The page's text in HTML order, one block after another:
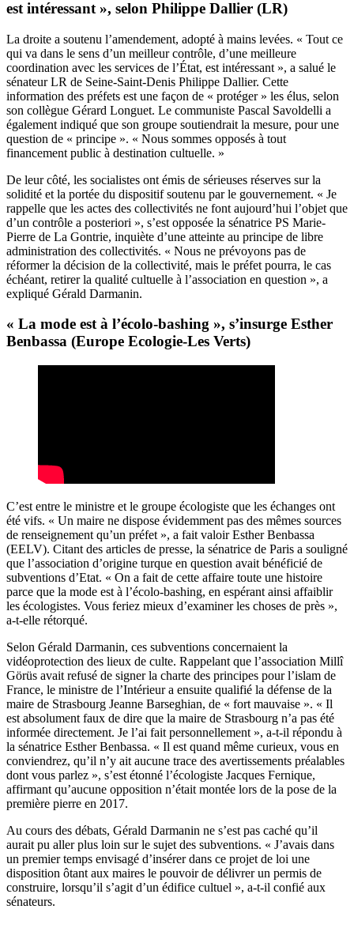
est intéressant », selon Philippe Dallier (LR)
La droite a soutenu l’amendement, adopté à mains levées. « Tout ce
qui va dans le sens d’un meilleur contrôle, d’une meilleure
coordination avec les services de l’État, est intéressant », a salué le
sénateur LR de Seine-Saint-Denis Philippe Dallier. Cette
information des préfets est une façon de « protéger » les élus, selon
son collègue Gérard Longuet. Le communiste Pascal Savoldelli a
également indiqué que son groupe soutiendrait la mesure, pour une
question de « principe ». « Nous sommes opposés à tout
financement public à destination cultuelle. »
De leur côté, les socialistes ont émis de sérieuses réserves sur la
solidité et la portée du dispositif soutenu par le gouvernement. « Je
rappelle que les actes des collectivités ne font aujourd’hui l’objet que
d’un contrôle a posteriori », s’est opposée la sénatrice PS Marie-
Pierre de La Gontrie, inquiète d’une atteinte au principe de libre
administration des collectivités. « Nous ne prévoyons pas de
réformer la décision de la collectivité, mais le préfet pourra, le cas
échéant, retirer la qualité cultuelle à l’association en question », a
expliqué Gérald Darmanin.
« La mode est à l’écolo-bashing », s’insurge Esther
Benbassa (Europe Ecologie-Les Verts)
C’est entre le ministre et le groupe écologiste que les échanges ont
été vifs. « Un maire ne dispose évidemment pas des mêmes sources
de renseignement qu’un préfet », a fait valoir Esther Benbassa
(EELV). Citant des articles de presse, la sénatrice de Paris a souligné
que l’association d’origine turque en question avait bénéficié de
subventions d’Etat. « On a fait de cette affaire toute une histoire
parce que la mode est à l’écolo-bashing, en espérant ainsi affaiblir
les écologistes. Vous feriez mieux d’examiner les choses de près »,
a-t-elle rétorqué.
Selon Gérald Darmanin, ces subventions concernaient la
vidéoprotection des lieux de culte. Rappelant que l’association Millî
Görüs avait refusé de signer la charte des principes pour l’islam de
France, le ministre de l’Intérieur a ensuite qualifié la défense de la
maire de Strasbourg Jeanne Barseghian, de « fort mauvaise ». « Il
est absolument faux de dire que la maire de Strasbourg n’a pas été
informée directement. Je l’ai fait personnellement », a-t-il répondu à
la sénatrice Esther Benbassa. « Il est quand même curieux, vous en
conviendrez, qu’il n’y ait aucune trace des avertissements préalables
dont vous parlez », s’est étonné l’écologiste Jacques Fernique,
affirmant qu’aucune opposition n’était montée lors de la pose de la
première pierre en 2017.
Au cours des débats, Gérald Darmanin ne s’est pas caché qu’il
aurait pu aller plus loin sur le sujet des subventions. « J’avais dans
un premier temps envisagé d’insérer dans ce projet de loi une
disposition ôtant aux maires le pouvoir de délivrer un permis de
construire, lorsqu’il s’agit d’un édifice cultuel », a-t-il confié aux
sénateurs.